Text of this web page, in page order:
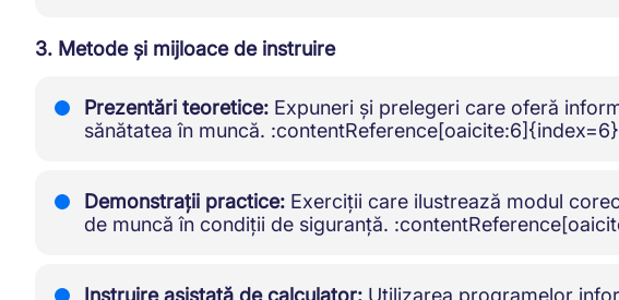
3. Metode și mijloace de instruire
Prezentări teoretice: Expuneri și prelegeri care oferă
sănătatea în muncă. :contentReference[oaicite:6]{index=6}
Demonstrații practice: Exerciții care ilustrează modul
de muncă în condiții de siguranță.